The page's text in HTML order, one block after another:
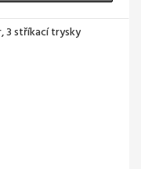
3 stříkací trysky